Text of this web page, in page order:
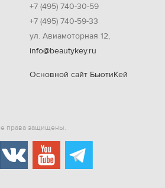
+7 (495) 740-30-59
+7 (495) 740-59-33
ул. Авиамоторная 12,
info@beautykey.ru
Основной сайт БьютиКей
права защищены.